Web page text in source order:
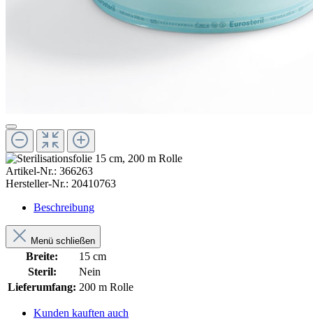
Artikel-Nr.: 366263
Hersteller-Nr.: 20410763
Beschreibung
Menü schließen
Breite:
15 cm
Steril:
Nein
Lieferumfang: 200 m Rolle
Kunden kauften auch